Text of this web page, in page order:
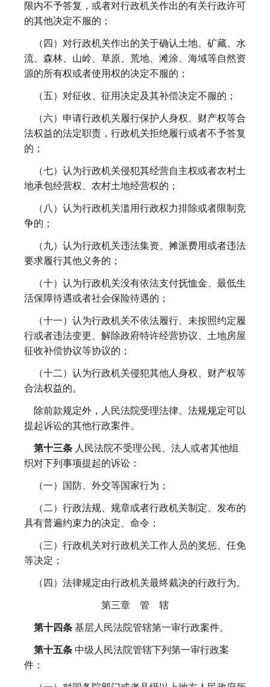
限内不予答复，或者对行政机关作出的有关行政许可
的其他决定不服的；
（四）对行政机关作出的关于确认土地、矿藏、水
流、森林、山岭、草原、荒地、滩涂、海域等自然资
源的所有权或者使用权的决定不服的；
（五）对征收、征用决定及其补偿决定不服的；
（六）申请行政机关履行保护人身权、财产权等合
法权益的法定职责，行政机关拒绝履行或者不予答复
的；
（七）认为行政机关侵犯其经营自主权或者农村土
地承包经营权、农村土地经营权的；
（八）认为行政机关滥用行政权力排除或者限制竞
争的；
（九）认为行政机关违法集资、摊派费用或者违法
要求履行其他义务的；
（十）认为行政机关没有依法支付抚恤金、最低生
活保障待遇或者社会保险待遇的；
（十一）认为行政机关不依法履行、未按照约定履
行或者违法变更、解除政府特许经营协议、土地房屋
征收补偿协议等协议的；
（十二）认为行政机关侵犯其他人身权、财产权等
合法权益的。
除前款规定外，人民法院受理法律、法规规定可以
提起诉讼的其他行政案件。
第十三条 人民法院不受理公民、法人或者其他组
织对下列事项提起的诉讼：
（一）国防、外交等国家行为；
（二）行政法规、规章或者行政机关制定、发布的
具有普遍约束力的决定、命令；
（三）行政机关对行政机关工作人员的奖惩、任免
等决定；
（四）法律规定由行政机关最终裁决的行政行为。
第三章 管 辖
第十四条 基层人民法院管辖第一审行政案件。
第十五条 中级人民法院管辖下列第一审行政案
件：